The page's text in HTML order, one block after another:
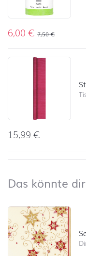
6,00€ 7,50€
15,99€
Das könnte
Produktliste